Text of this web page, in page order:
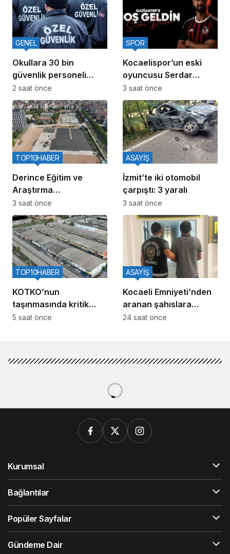
Okullara 30 bin
güvenlik personeli
alınacak
GENEL
2 saat önce
Kocaelispor’un eski
oyuncusu Serdar
Dursun, Gaziantep
FK’da
SPOR
3 saat önce
Derince Eğitim ve
Araştırma
Hastanesinin yanına
120 yataklı yeni tesis
TOP10HABER
3 saat önce
İzmit’te iki otomobil
çarpıştı: 3 yaralı
ASAYİŞ
3 saat önce
KOTKO’nun
taşınmasında kritik
adım: Büyükşehir’den
TOP10HABER
5 saat önce
Kocaeli Emniyeti’nden
aranan şahıslara
yönelik operasyon: İki
ASAYİŞ
24 saat önce
Kurumsal
Bağlantılar
Popüler Sayfalar
Gündeme Dair